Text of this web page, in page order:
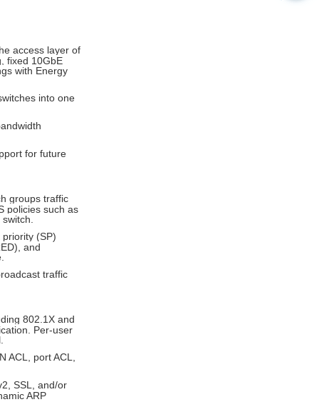
access layer of
fixed 10GbE
with Energy
into one
for future
groups traffic
policies such as
(SP)
and
traffic
802.1X and
Per-user
port ACL,
SSL, and/or
ARP